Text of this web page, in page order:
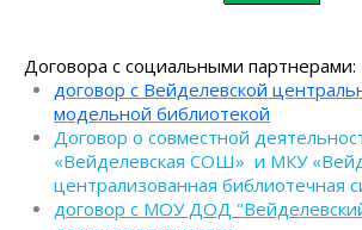
Договора с социальными партнерами:
договор с Вейделевской
модельной библиотекой
Договор о совместной
«Вейделевская СОШ» и МКУ
централизованная библиотечная
договор с МОУ ДОД